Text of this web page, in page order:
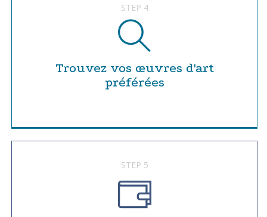
STEP 4
Trouvez vos œuvres d'art
préférées
STEP 5